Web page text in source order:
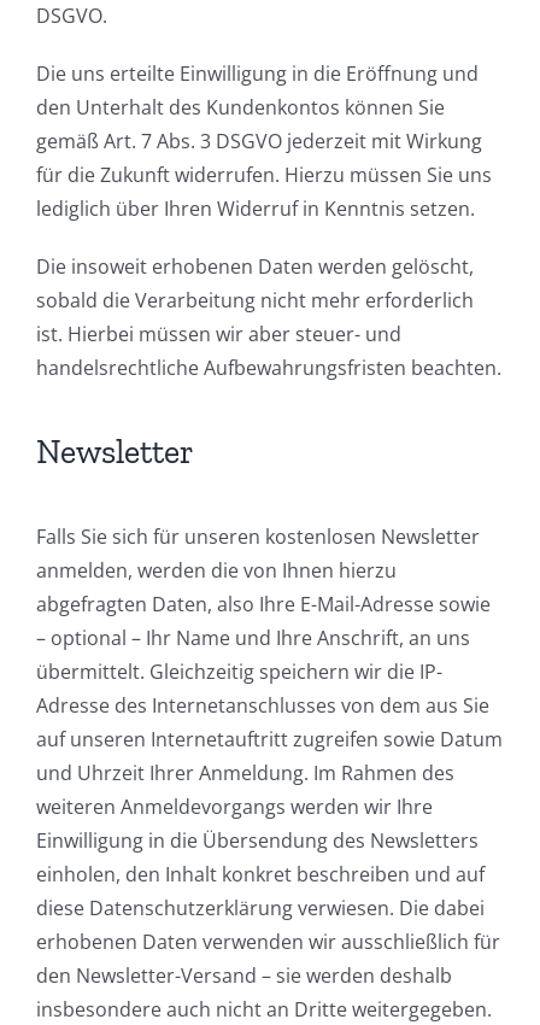
DSGVO.
Die uns erteilte Einwilligung in die Eröffnung und
den Unterhalt des Kundenkontos können Sie
gemäß Art. 7 Abs. 3 DSGVO jederzeit mit Wirkung
für die Zukunft widerrufen. Hierzu müssen Sie uns
lediglich über Ihren Widerruf in Kenntnis setzen.
Die insoweit erhobenen Daten werden gelöscht,
sobald die Verarbeitung nicht mehr erforderlich
ist. Hierbei müssen wir aber steuer- und
handelsrechtliche Aufbewahrungsfristen beachten.
Newsletter
Falls Sie sich für unseren kostenlosen Newsletter
anmelden, werden die von Ihnen hierzu
abgefragten Daten, also Ihre E-Mail-Adresse sowie
– optional – Ihr Name und Ihre Anschrift, an uns
übermittelt. Gleichzeitig speichern wir die IP-
Adresse des Internetanschlusses von dem aus Sie
auf unseren Internetauftritt zugreifen sowie Datum
und Uhrzeit Ihrer Anmeldung. Im Rahmen des
weiteren Anmeldevorgangs werden wir Ihre
Einwilligung in die Übersendung des Newsletters
einholen, den Inhalt konkret beschreiben und auf
diese Datenschutzerklärung verwiesen. Die dabei
erhobenen Daten verwenden wir ausschließlich für
den Newsletter-Versand – sie werden deshalb
insbesondere auch nicht an Dritte weitergegeben.